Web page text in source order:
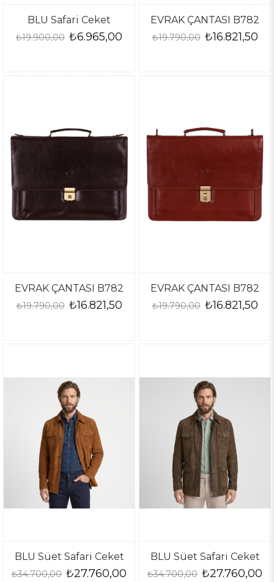
BLU Safari Ceket
₺6.965,00
₺19.900,00
EVRAK ÇANTASI B782
₺16.821,50
₺19.790,00
EVRAK ÇANTASI B782
₺16.821,50
₺19.790,00
EVRAK ÇANTASI B782
₺16.821,50
₺19.790,00
BLU Süet Safari Ceket
₺27.760,00
₺34.700,00
BLU Süet Safari Ceket
₺27.760,00
₺34.700,00